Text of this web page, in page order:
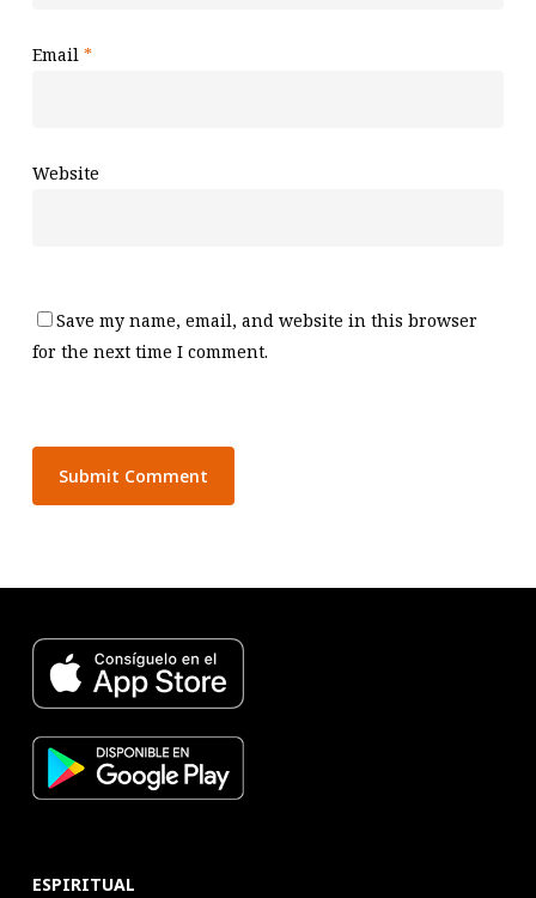
Email *
Website
Save my name, email, and website in this browser
for the next time I comment.
ESPIRITUAL